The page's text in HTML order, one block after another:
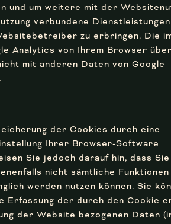
und um weitere mit der
verbundene Dienstleistungen
zu erbringen. Die
Analytics von Ihrem Browser
mit anderen Daten von Google
der Cookies durch eine
Ihrer Browser-Software
Sie jedoch darauf hin, dass
nicht sämtliche
werden nutzen können. Sie
Erfassung der durch den Cookie
der Website bezogenen Daten